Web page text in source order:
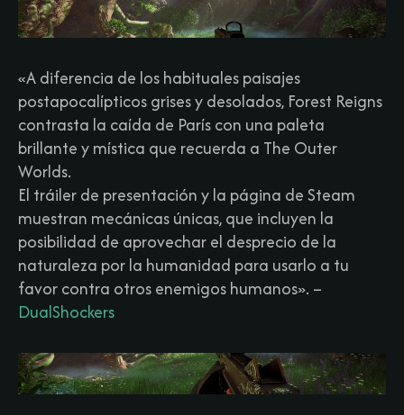
«A diferencia de los habituales paisajes
postapocalípticos grises y desolados, Forest Reigns
contrasta la caída de París con una paleta
brillante y mística que recuerda a The Outer
Worlds.
El tráiler de presentación y la página de Steam
muestran mecánicas únicas, que incluyen la
posibilidad de aprovechar el desprecio de la
naturaleza por la humanidad para usarlo a tu
favor contra otros enemigos humanos». –
DualShockers